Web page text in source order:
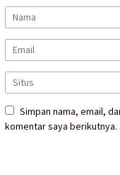
Simpan nama, email,
komentar saya berikutnya.